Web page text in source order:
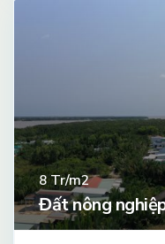
8Tr/m2
Đất nông